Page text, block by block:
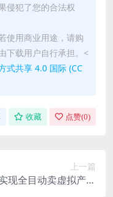
侵犯了您的合法权
使用商业用途，请购
下载用户自行承担。<
式共享 4.0 国际 (CC
收藏 点赞(0)
上一篇
现全目动卖虚拟产品